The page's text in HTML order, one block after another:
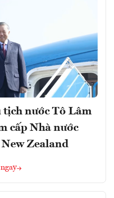
nước Tô Lâm
cấp Nhà nước
Zealand